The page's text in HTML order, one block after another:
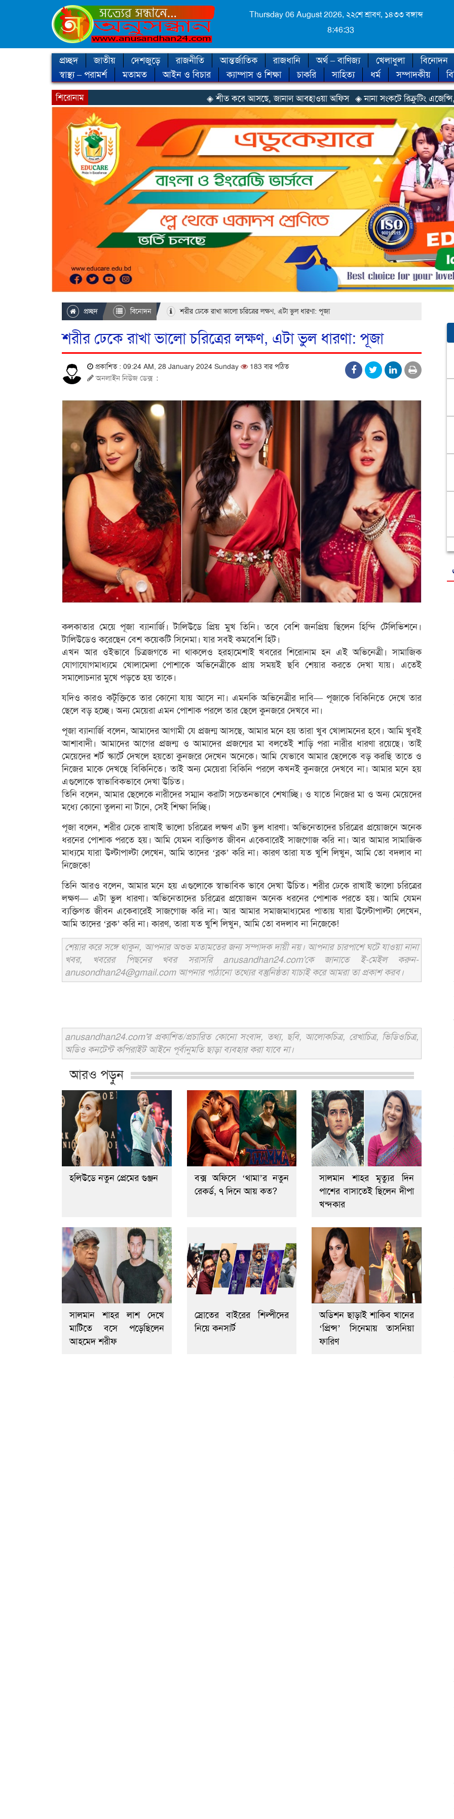
Thursday 06 August 2026, ২২শে শ্রাবণ, ১৪৩৩ বঙ্গাব্দ
8:46:34
প্রচ্ছদ জাতীয় দেশজুড়ে রাজনীতি আন্তর্জাতিক রাজধানি অর্থ – বাণিজ্য খেলাধুলা বিনোদন
স্বাস্থ্য – পরামর্শ
মতামত আইন ও বিচার ক্যাম্পাস ও শিক্ষা চাকরি সাহিত্য ধর্ম সম্পাদকীয়
শিরোনাম ◈ শীত কবে আসছে, জানাল আবহাওয়া অফিস ◈ নানা সংকটে রিক্রুটিং এজেন্সি, হুমকির মুখে
প্রচ্ছদ বিনোদন শরীর ঢেকে রাখা ভালো চরিত্রের লক্ষণ, এটা ভুল ধারণা: পূজা
শরীর ঢেকে রাখা ভালো চরিত্রের লক্ষণ, এটা ভুল ধারণা: পূজা
প্রকাশিত : 09:24 AM, 28 January 2024 Sunday 183 বার পঠিত
অনলাইন নিউজ ডেক্স :
কলকাতার মেয়ে পূজা ব্যানার্জি। টালিউডে প্রিয় মুখ তিনি। তবে বেশি জনপ্রিয় ছিলেন হিন্দি টেলিভিশনে।
টালিউডেও করেছেন বেশ কয়েকটি সিনেমা। যার সবই কমবেশি হিট।
এখন আর ওইভাবে চিত্রজগতে না থাকলেও হরহামেশাই খবরের শিরোনাম হন এই অভিনেত্রী। সামাজিক
যোগাযোগমাধ্যমে খোলামেলা পোশাকে অভিনেত্রীকে প্রায় সময়ই ছবি শেয়ার করতে দেখা যায়। এতেই
সমালোচনার মুখে পড়তে হয় তাকে।
যদিও কারও কটূক্তিতে তার কোনো যায় আসে না। এমনকি অভিনেত্রীর দাবি— পূজাকে বিকিনিতে দেখে তার
ছেলে বড় হচ্ছে। অন্য মেয়েরা এমন পোশাক পরলে তার ছেলে কুনজরে দেখবে না।
পূজা ব্যানার্জি বলেন, আমাদের আগামী যে প্রজন্ম আসছে, আমার মনে হয় তারা খুব খোলামনের হবে। আমি খুবই
আশাবাদী। আমাদের আগের প্রজন্ম ও আমাদের প্রজন্মের মা বলতেই শাড়ি পরা নারীর ধারণা রয়েছে। তাই
মেয়েদের শর্ট স্কার্টে দেখলে হয়তো কুনজরে দেখেন অনেকে। আমি যেভাবে আমার ছেলেকে বড় করছি তাতে ও
নিজের মাকে দেখছে বিকিনিতে। তাই অন্য মেয়েরা বিকিনি পরলে কখনই কুনজরে দেখবে না। আমার মনে হয়
এগুলোকে স্বাভাবিকভাবে দেখা উচিত।
তিনি বলেন, আমার ছেলেকে নারীদের সম্মান করাটা সচেতনভাবে শেখাচ্ছি। ও যাতে নিজের মা ও অন্য মেয়েদের
মধ্যে কোনো তুলনা না টানে, সেই শিক্ষা দিচ্ছি।
পূজা বলেন, শরীর ঢেকে রাখাই ভালো চরিত্রের লক্ষণ এটা ভুল ধারণা। অভিনেতাদের চরিত্রের প্রয়োজনে অনেক
ধরনের পোশাক পরতে হয়। আমি যেমন ব্যক্তিগত জীবন একেবারেই সাজগোজ করি না। আর আমার সামাজিক
মাধ্যমে যারা উল্টাপাল্টা লেখেন, আমি তাদের ‘ব্লক’ করি না। কারণ তারা যত খুশি লিখুন, আমি তো বদলাব না
নিজেকে!
তিনি আরও বলেন, আমার মনে হয় এগুলোকে স্বাভাবিক ভাবে দেখা উচিত। শরীর ঢেকে রাখাই ভালো চরিত্রের
লক্ষণ— এটা ভুল ধারণা। অভিনেতাদের চরিত্রের প্রয়োজন অনেক ধরনের পোশাক পরতে হয়। আমি যেমন
ব্যক্তিগত জীবন একেবারেই সাজগোজ করি না। আর আমার সমাজমাধ্যমের পাতায় যারা উল্টোপাল্টা লেখেন,
আমি তাদের ‘ব্লক’ করি না। কারণ, তারা যত খুশি লিখুন, আমি তো বদলাব না নিজেকে!
শেয়ার করে সঙ্গে থাকুন, আপনার অশুভ মতামতের জন্য সম্পাদক দায়ী নয়। আপনার চারপাশে ঘটে যাওয়া নানা
খবর, খবরের পিছনের খবর সরাসরি anusandhan24.com'কে জানাতে ই-মেইল করুন-
anusondhan24@gmail.com আপনার পাঠানো তথ্যের বস্তুনিষ্ঠতা যাচাই করে আমরা তা প্রকাশ করব।
anusandhan24.com'র প্রকাশিত/প্রচারিত কোনো সংবাদ, তথ্য, ছবি, আলোকচিত্র, রেখাচিত্র, ভিডিওচিত্র,
অডিও কনটেন্ট কপিরাইট আইনে পূর্বানুমতি ছাড়া ব্যবহার করা যাবে না।
আরও পড়ুন
হলিউডে নতুন প্রেমের গুঞ্জন
বক্স অফিসে ‘থামা’র নতুন
রেকর্ড, ৭ দিনে আয় কত?
সালমান শাহর মৃত্যুর দিন
পাশের বাসাতেই ছিলেন দীপা
খন্দকার
সালমান শাহর লাশ দেখে
মাটিতে বসে পড়েছিলেন
আহমেদ শরীফ
স্রোতের বাইরের শিল্পীদের
নিয়ে কনসার্ট
অডিশন ছাড়াই শাকিব খানের
‘প্রিন্স’ সিনেমায় তাসনিয়া
ফারিণ